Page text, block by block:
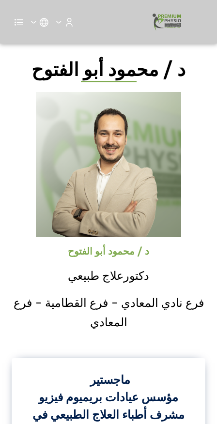
د / محمود أبو الفتوح
د / محمود أبو الفتوح
دكتورعلاج طبيعي
فرع نادي المعادي - فرع القطامية - فرع
المعادي
ماجستير
مؤسس عيادات بريميوم فيزيو
مشرف أطباء العلاج الطبيعي في